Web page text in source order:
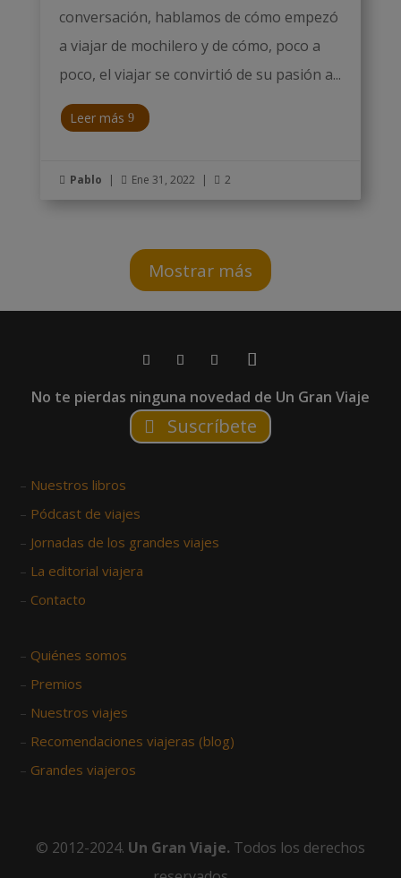
conversación, hablamos de cómo empezó
a viajar de mochilero y de cómo, poco a
poco, el viajar se convirtió de su pasión a...
Leer más
 Pablo |  Ene 31, 2022 |  2
Mostrar más
No te pierdas ninguna novedad de Un Gran Viaje
Suscríbete
– Nuestros libros
– Pódcast de viajes
– Jornadas de los grandes viajes
– La editorial viajera
– Contacto
– Quiénes somos
– Premios
– Nuestros viajes
– Recomendaciones viajeras (blog)
– Grandes viajeros
© 2012-2024. Un Gran Viaje. Todos los derechos